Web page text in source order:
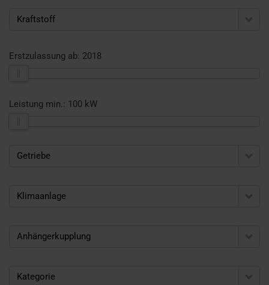
Kraftstoff
Erstzulassung ab: 2018
Leistung min.: 100 kW
Getriebe
Klimaanlage
Anhängerkupplung
Kategorie